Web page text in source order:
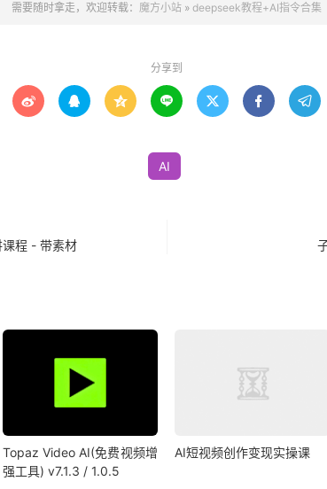
需要随时拿走，欢迎转载： 魔方小站 » deepseek教程+AI指令合集
分享到
      
AI
程 - 带素材
Topaz Video AI(免费视频增
强工具) v7.1.3 / 1.0.5
AI短视频创作变现实操课